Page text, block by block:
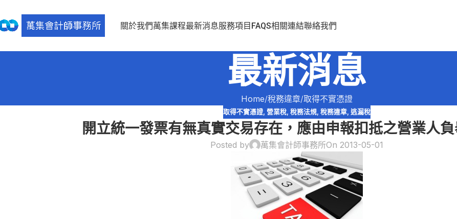
關於我們萬集課程最新消息服務項目 FAQS相關連結聯絡我們
最新消息
Home 稅務違章 取得不實憑證
取得不實憑證, 營業稅, 稅務法規, 稅務違章, 逃漏稅
開立統一發票有無真實交易存在，應由申報扣抵之營業人
Posted by 萬集會計師事務所On 2013-05-01